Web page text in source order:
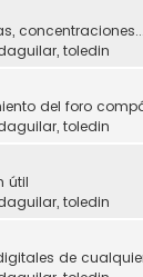
concentraciones...
, toledin
del foro
, toledin
útil
, toledin
de